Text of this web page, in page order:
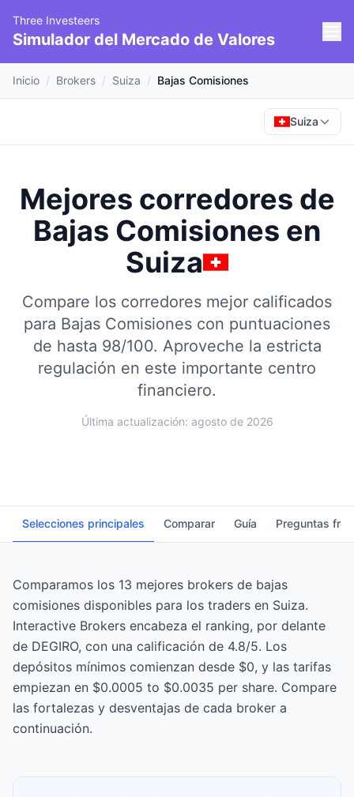
Three Investeers
Simulador del Mercado de Valores
Inicio / Brokers / Suiza / Bajas Comisiones
Suiza
Mejores corredores de
Bajas Comisiones en
Suiza
Compare los corredores mejor calificados
para Bajas Comisiones con puntuaciones
de hasta 98/100. Aproveche la estricta
regulación en este importante centro
financiero.
Última actualización: agosto de 2026
Selecciones principales Comparar Guía Preguntas
Comparamos los 13 mejores brokers de bajas
comisiones disponibles para los traders en Suiza.
Interactive Brokers encabeza el ranking, por delante
de DEGIRO, con una calificación de 4.8/5. Los
depósitos mínimos comienzan desde $0, y las tarifas
empiezan en $0.0005 to $0.0035 per share. Compare
las fortalezas y desventajas de cada broker a
continuación.